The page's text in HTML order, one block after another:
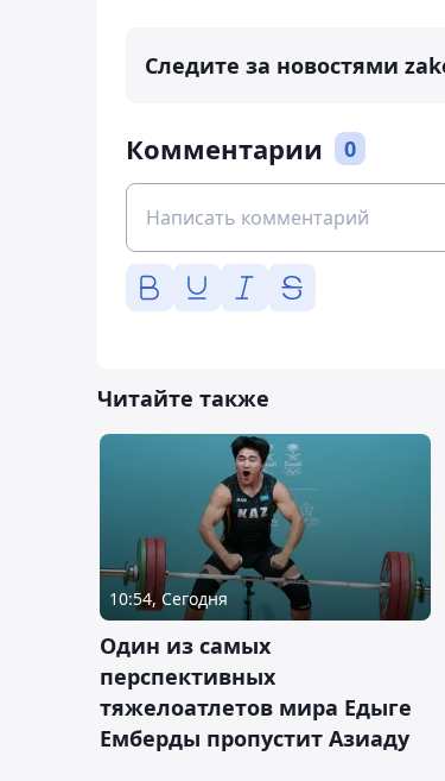
Следите за новостями
Комментарии 0
Читайте также
10:54, Сегодня
Один из самых
перспективных
тяжелоатлетов мира Едыге
Емберды пропустит Азиаду